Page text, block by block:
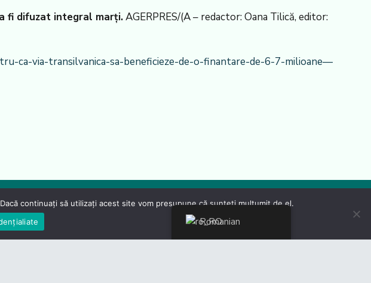
fi difuzat integral marți.AGERPRES/(A – redactor: Oana Tilică, editor:
ca-via-transilvanica-sa-beneficieze-de-o-finantare-de-6-7-milioane—
Romanian
continuați să utilizați acest site vom presupune că sunteți mulțumit de el.